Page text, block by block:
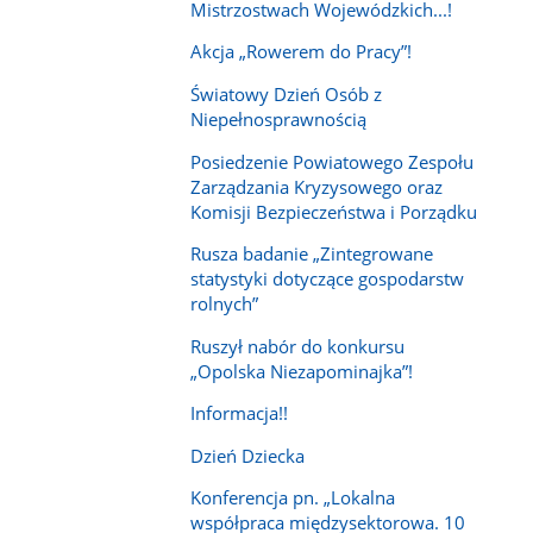
Mistrzostwach Wojewódzkich...!
Akcja „Rowerem do Pracy”!
Światowy Dzień Osób z
Niepełnosprawnością
Posiedzenie Powiatowego Zespołu
Zarządzania Kryzysowego oraz
Komisji Bezpieczeństwa i Porządku
Rusza badanie „Zintegrowane
statystyki dotyczące gospodarstw
rolnych”
Ruszył nabór do konkursu
„Opolska Niezapominajka”!
Informacja!!
Dzień Dziecka
Konferencja pn. „Lokalna
współpraca międzysektorowa. 10